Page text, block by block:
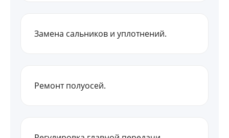
Замена сальников и уплотнений.
Ремонт полуосей.